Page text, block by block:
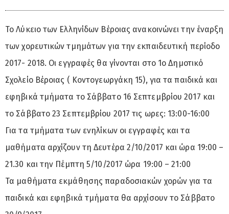
Το Λύκειο των Ελληνίδων Βέροιας ανακοινώνει την έναρξη
των χορευτικών τμημάτων για την εκπαιδευτική περίοδο
2017- 2018. Οι εγγραφές θα γίνονται στο 1ο Δημοτικό
Σχολείο Βέροιας ( Κοντογεωργάκη 15), για τα παιδικά και
εφηβικά τμήματα το Σάββατο 16 Σεπτεμβρίου 2017 και
το Σάββατο 23 Σεπτεμβρίου 2017 τις ωρες: 13:00-16:00
Για τα τμήματα των ενηλίκων οι εγγραφές και τα
μαθήματα αρχίζουν τη Δευτέρα 2/10/2017 και ώρα 19:00 –
21.30 και την Πέμπτη 5/10/2017 ώρα 19:00 – 21:00
Τα μαθήματα εκμάθησης παραδοσιακών χορών για τα
παιδικά και εφηβικά τμήματα θα αρχίσουν το Σάββατο